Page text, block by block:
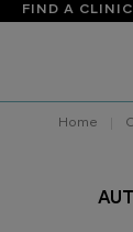
FIND A CLINIC
Home